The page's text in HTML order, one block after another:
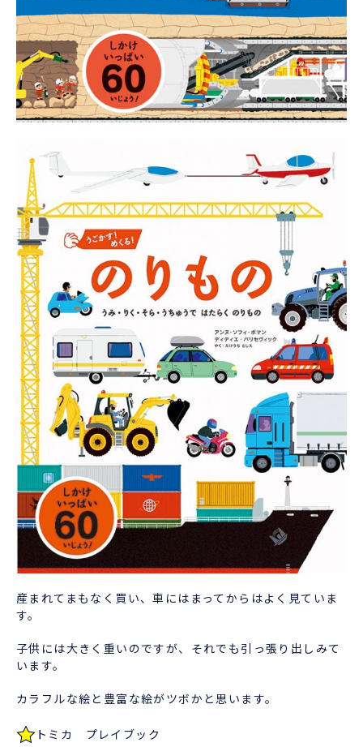
産まれてまもなく買い、車にはまってからはよく見ていま
す。
子供には大きく重いのですが、それでも引っ張り出しみて
います。
カラフルな絵と豊富な絵がツボかと思います。
トミカ プレイブック